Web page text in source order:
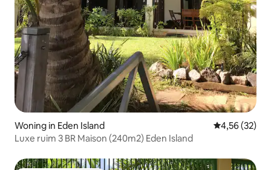
Woning in Eden Island Gemiddelde
4,56 (32)
Luxe ruim 3 BR Maison (240m2) Eden Island